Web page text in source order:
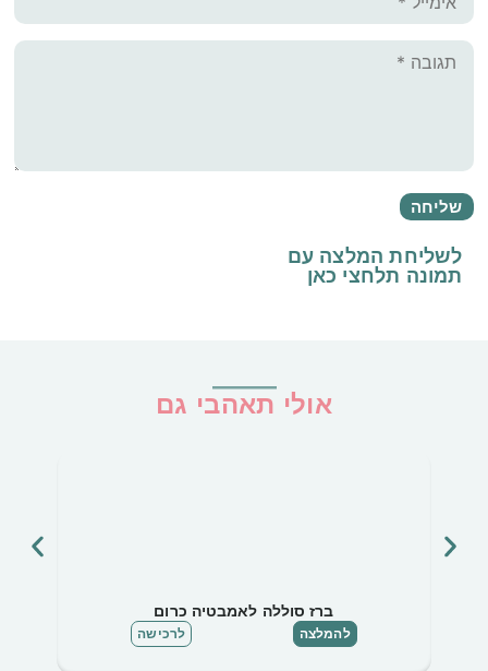
לשליחת המלצה עם
תמונה תלחצי כאן
אולי תאהבי גם
ברז סוללה לאמבטיה כרום
להמלצה לרכישה